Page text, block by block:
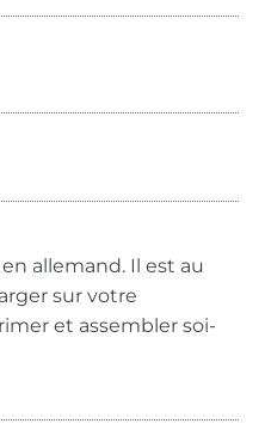
allemand. Il est au
sur votre
et assembler soi-